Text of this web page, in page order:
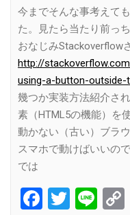
今までそんな事考えて
た。見たら当たり前っ
おなじみStackoverflow
http://
using-a-button-
幾つか実装方法紹介さ
素（HTML5の機能）を
動かない（古い）ブラ
スマホで動けばいいの
では
Facebook
Twitter
Line